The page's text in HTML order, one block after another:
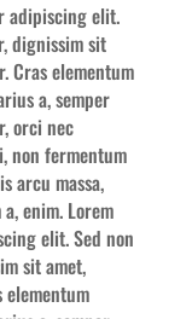
adipiscing elit.
dignissim sit
Cras elementum
a, semper
orci nec
non fermentum
arcu massa,
enim. Lorem
elit. Sed non
sit amet,